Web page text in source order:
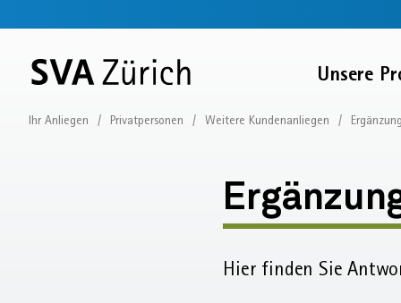
Navigation
Startseite
Unsere
Krankheitskosten
einreichen
Ihr Anliegen Privatpersonen Weitere Kundenanliegen
Hier finden Sie